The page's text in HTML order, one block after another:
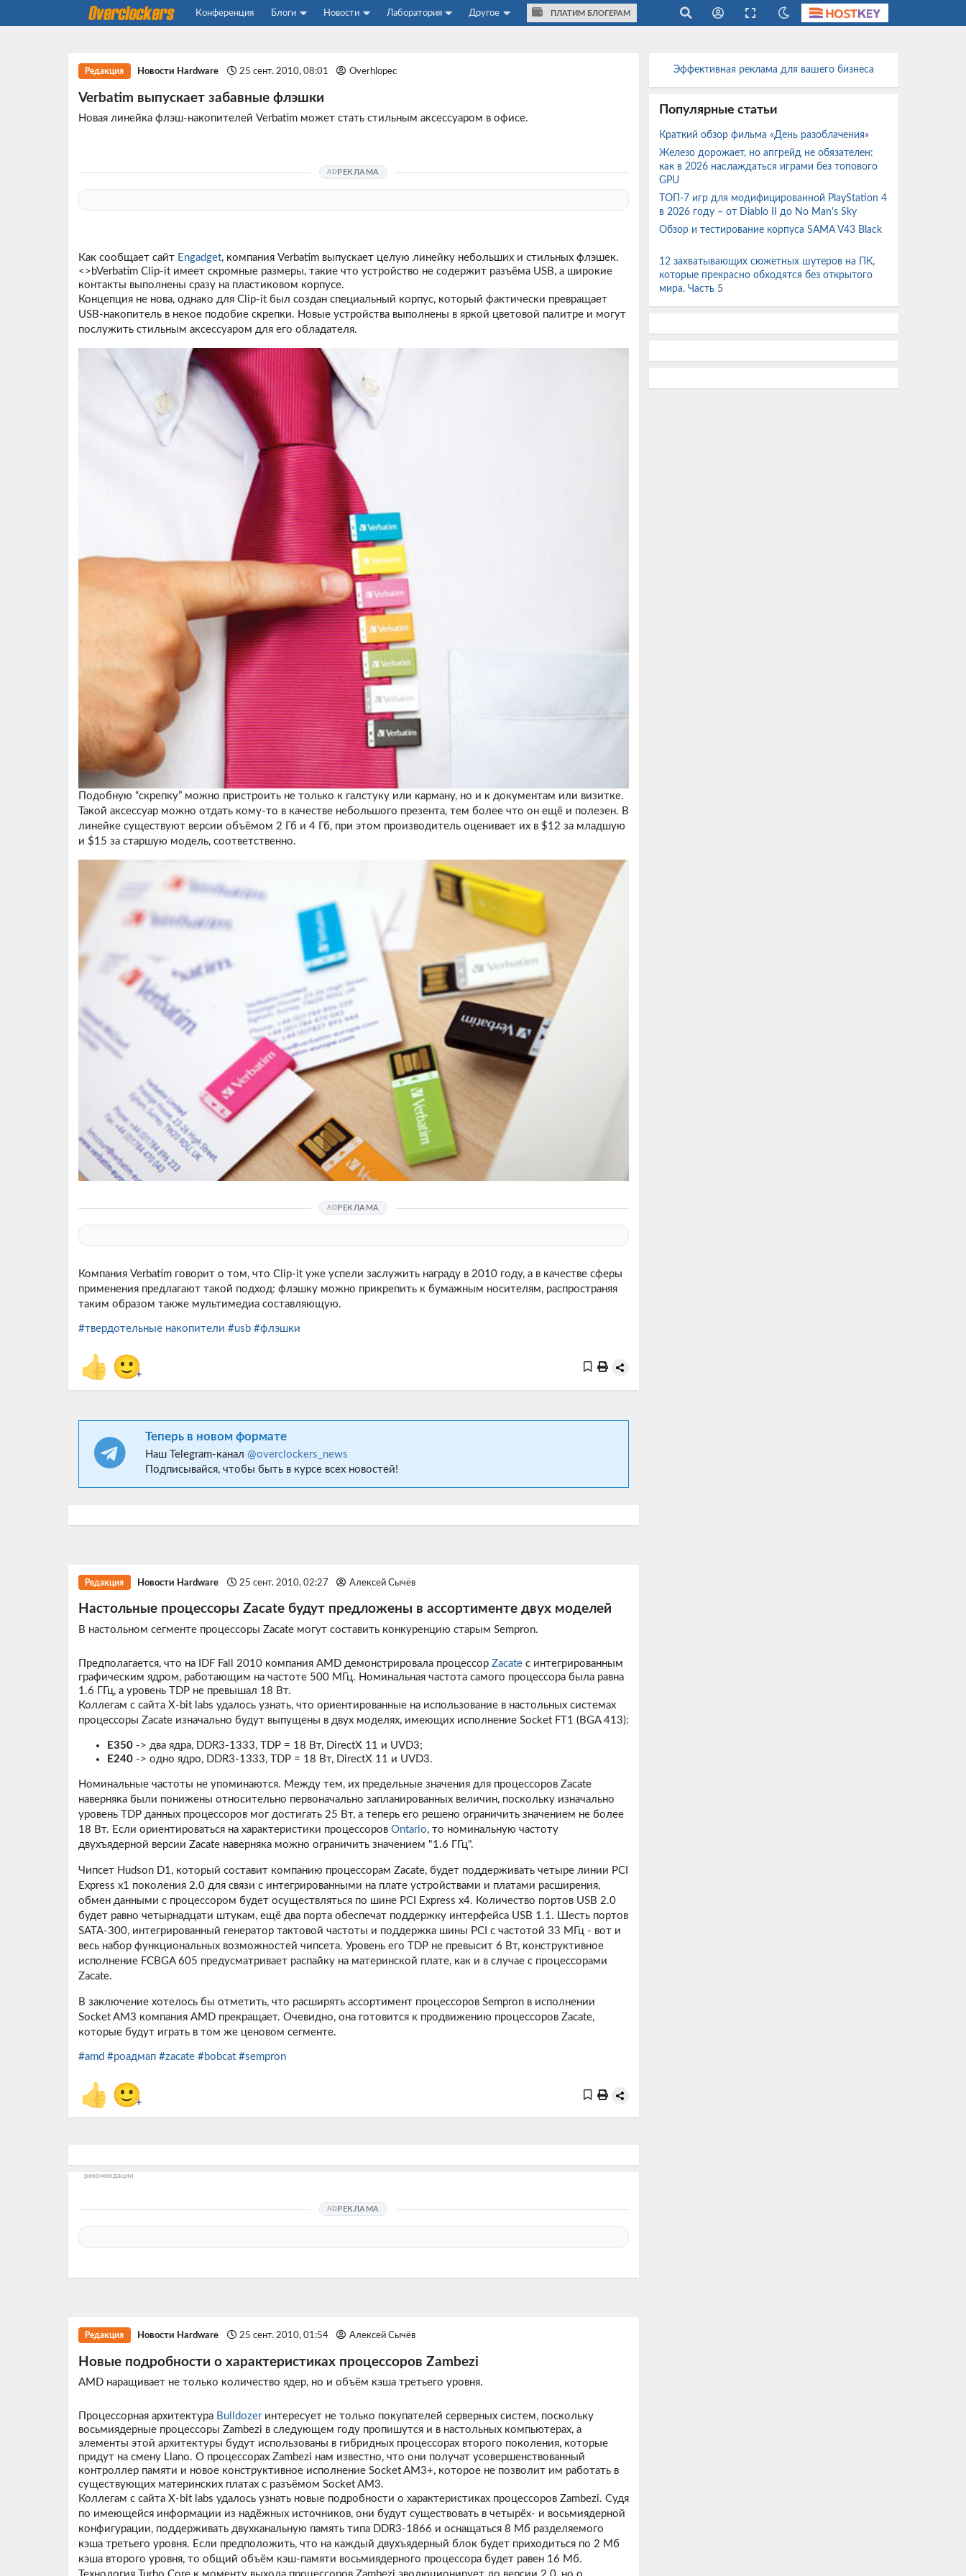
Конференция Блоги Новости Лаборатория Другое ПЛАТИМ БЛОГЕРАМ
Редакция Новости Hardware 25 сент. 2010, 08:01 Overhlopec
Verbatim выпускает забавные флэшки
Новая линейка флэш-накопителей Verbatim может стать стильным аксессуаром в офисе.
РЕКЛАМА
Как сообщает сайт Engadget, компания Verbatim выпускает целую линейку небольших и стильных флэшек.
<>bVerbatim Clip-it имеет скромные размеры, такие что устройство не содержит разъёма USB, а широкие
контакты выполнены сразу на пластиковом корпусе.
Концепция не нова, однако для Clip-it был создан специальный корпус, который фактически превращает
USB-накопитель в некое подобие скрепки. Новые устройства выполнены в яркой цветовой палитре и могут
послужить стильным аксессуаром для его обладателя.
Подобную “скрепку” можно пристроить не только к галстуку или карману, но и к документам или визитке.
Такой аксессуар можно отдать кому-то в качестве небольшого презента, тем более что он ещё и полезен. В
линейке существуют версии объёмом 2 Гб и 4 Гб, при этом производитель оценивает их в $12 за младшую
и $15 за старшую модель, соответственно.
РЕКЛАМА
Компания Verbatim говорит о том, что Clip-it уже успели заслужить награду в 2010 году, а в качестве сферы
применения предлагают такой подход: флэшку можно прикрепить к бумажным носителям, распространяя
таким образом также мультимедиа составляющую.
#твердотельные накопители #usb #флэшки
👍 🙂
+
Теперь в новом формате
Наш Telegram-канал @overclockers_news
Подписывайся, чтобы быть в курсе всех новостей!
Редакция Новости Hardware 25 сент. 2010, 02:27 Алексей Сычёв
Настольные процессоры Zacate будут предложены в ассортименте двух моделей
В настольном сегменте процессоры Zacate могут составить конкуренцию старым Sempron.
Предполагается, что на IDF Fall 2010 компания AMD демонстрировала процессор Zacateс интегрированным
графическим ядром, работающим на частоте 500 МГц. Номинальная частота самого процессора была равна
1.6 ГГц, а уровень TDP не превышал 18 Вт.
Коллегам с сайта X-bit labs удалось узнать, что ориентированные на использование в настольных системах
процессоры Zacate изначально будут выпущены в двух моделях, имеющих исполнение Socket FT1 (BGA 413):
E350-> два ядра, DDR3-1333, TDP = 18 Вт, DirectX 11 и UVD3;
E240-> одно ядро, DDR3-1333, TDP = 18 Вт, DirectX 11 и UVD3.
Номинальные частоты не упоминаются. Между тем, их предельные значения для процессоров Zacate
наверняка были понижены относительно первоначально запланированных величин, поскольку изначально
уровень TDP данных процессоров мог достигать 25 Вт, а теперь его решено ограничить значением не более
18 Вт. Если ориентироваться на характеристики процессоров Ontario, то номинальную частоту
двухъядерной версии Zacate наверняка можно ограничить значением "1.6 ГГц".
Чипсет Hudson D1, который составит компанию процессорам Zacate, будет поддерживать четыре линии PCI
Express x1 поколения 2.0 для связи с интегрированными на плате устройствами и платами расширения,
обмен данными с процессором будет осуществляться по шине PCI Express x4. Количество портов USB 2.0
будет равно четырнадцати штукам, ещё два порта обеспечат поддержку интерфейса USB 1.1. Шесть портов
SATA-300, интегрированный генератор тактовой частоты и поддержка шины PCI с частотой 33 МГц - вот и
весь набор функциональных возможностей чипсета. Уровень его TDP не превысит 6 Вт, конструктивное
исполнение FCBGA 605 предусматривает распайку на материнской плате, как и в случае с процессорами
Zacate.
В заключение хотелось бы отметить, что расширять ассортимент процессоров Sempron в исполнении
Socket AM3 компания AMD прекращает. Очевидно, она готовится к продвижению процессоров Zacate,
которые будут играть в том же ценовом сегменте.
#amd #роадмап #zacate #bobcat #sempron
👍 🙂+
рекомендации
РЕКЛАМА
Редакция Новости Hardware 25 сент. 2010, 01:54 Алексей Сычёв
Новые подробности о характеристиках процессоров Zambezi
AMD наращивает не только количество ядер, но и объём кэша третьего уровня.
Процессорная архитектура Bulldozerинтересует не только покупателей серверных систем, поскольку
восьмиядерные процессоры Zambezi в следующем году пропишутся и в настольных компьютерах, а
элементы этой архитектуры будут использованы в гибридных процессорах второго поколения, которые
придут на смену Llano. О процессорах Zambezi нам известно, что они получат усовершенствованный
контроллер памяти и новое конструктивное исполнение Socket AM3+, которое не позволит им работать в
существующих материнских платах с разъёмом Socket AM3.
Коллегам с сайта X-bit labs удалось узнать новые подробности о характеристиках процессоров Zambezi. Судя
по имеющейся информации из надёжных источников, они будут существовать в четырёх- и восьмиядерной
конфигурации, поддерживать двухканальную память типа DDR3-1866 и оснащаться 8 Мб разделяемого
кэша третьего уровня. Если предположить, что на каждый двухъядерный блок будет приходиться по 2 Мб
кэша второго уровня, то общий объём кэш-памяти восьмиядерного процессора будет равен 16 Мб.
Эффективная реклама для вашего бизнеса
Популярные статьи
Краткий обзор фильма «День разоблачения»
Железо дорожает, но апгрейд не обязателен:
как в 2026 наслаждаться играми без топового
GPU
ТОП-7 игр для модифицированной PlayStation 4
в 2026 году – от Diablo II до No Man's Sky
Обзор и тестирование корпуса SAMA V43 Black
12 захватывающих сюжетных шутеров на ПК,
которые прекрасно обходятся без открытого
мира. Часть 5